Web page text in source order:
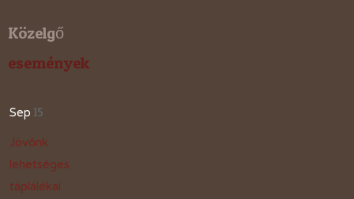
Közelgő
események
Sep 15
Jövőnk
lehetséges
táplálékai